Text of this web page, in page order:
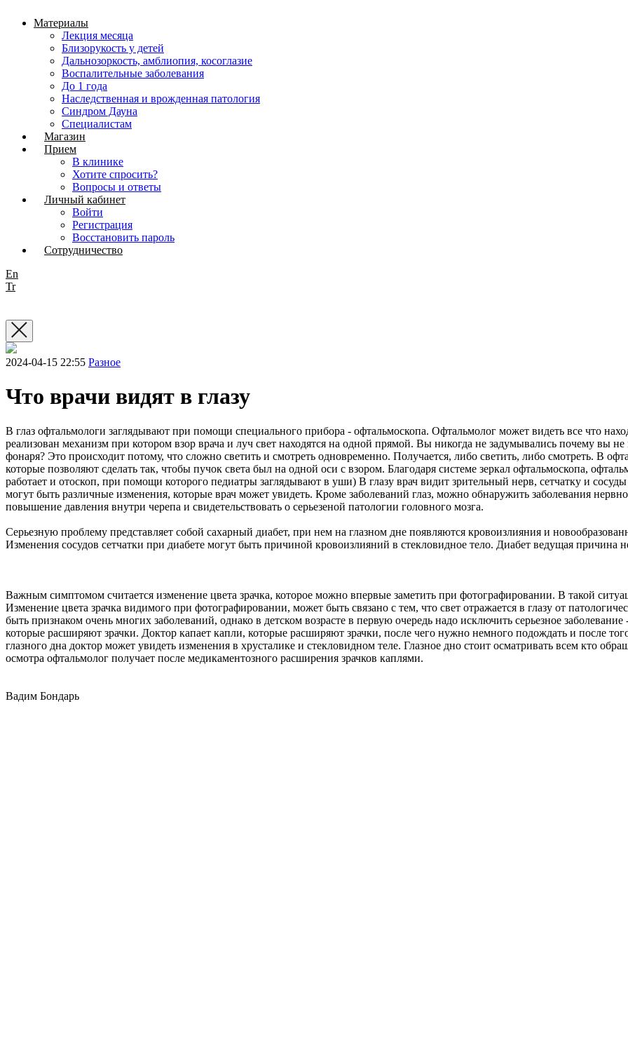
Материалы
Лекция месяца
Близорукость у детей
Дальнозоркость, амблиопия, косоглазие
Воспалительные заболевания
До 1 года
Наследственная и врожденная патология
Синдром Дауна
Специалистам
Магазин
Прием
В клинике
Хотите спросить?
Вопросы и ответы
Личный кабинет
Войти
Регистрация
Восстановить пароль
Сотрудничество
En
Tr
2024-04-15 22:55 Разное
Что врачи видят в глазу
В глаз офтальмологи заглядывают при помощи специального прибора - офтальмоскопа. Офтальмолог может видеть все что
реализован механизм при котором взор врача и луч свет находятся на одной прямой. Вы никогда не задумывались почему вы
фонаря? Это происходит потому, что сложно светить и смотреть одновременно. Получается, либо светить, либо смотреть. В
которые позволяют сделать так, чтобы пучок света был на одной оси с взором. Благодаря системе зеркал офтальмоскопа,
работает и отоскоп, при помощи которого педиатры заглядывают в уши) В глазу врач видит зрительный нерв, сетчатку и
могут быть различные изменения, которые врач может увидеть. Кроме заболеваний глаз, можно обнаружить заболевания
повышение давления внутри черепа и свидетельствовать о серьезеной патологии головного мозга.
Серьезную проблему представляет собой сахарный диабет, при нем на глазном дне появляются кровоизлияния и
Изменения сосудов сетчатки при диабете могут быть причиной кровоизлияний в стекловидное тело. Диабет ведущая причина
Важным симптомом считается изменение цвета зрачка, которое можно впервые заметить при фотографировании. В такой
Изменение цвета зрачка видимого при фотографировании, может быть связано с тем, что свет отражается в глазу от
быть признаком очень многих заболеваний, однако в детском возрасте в первую очередь надо исключить серьезное
которые расширяют зрачки. Доктор капает капли, которые расширяют зрачки, после чего нужно немного подождать и после
глазного дна доктор может увидеть изменения в хрусталике и стекловидном теле. Глазное дно стоит осматривать всем кто
осмотра офтальмолог получает после медикаментозного расширения зрачков каплями.
Вадим Бондарь